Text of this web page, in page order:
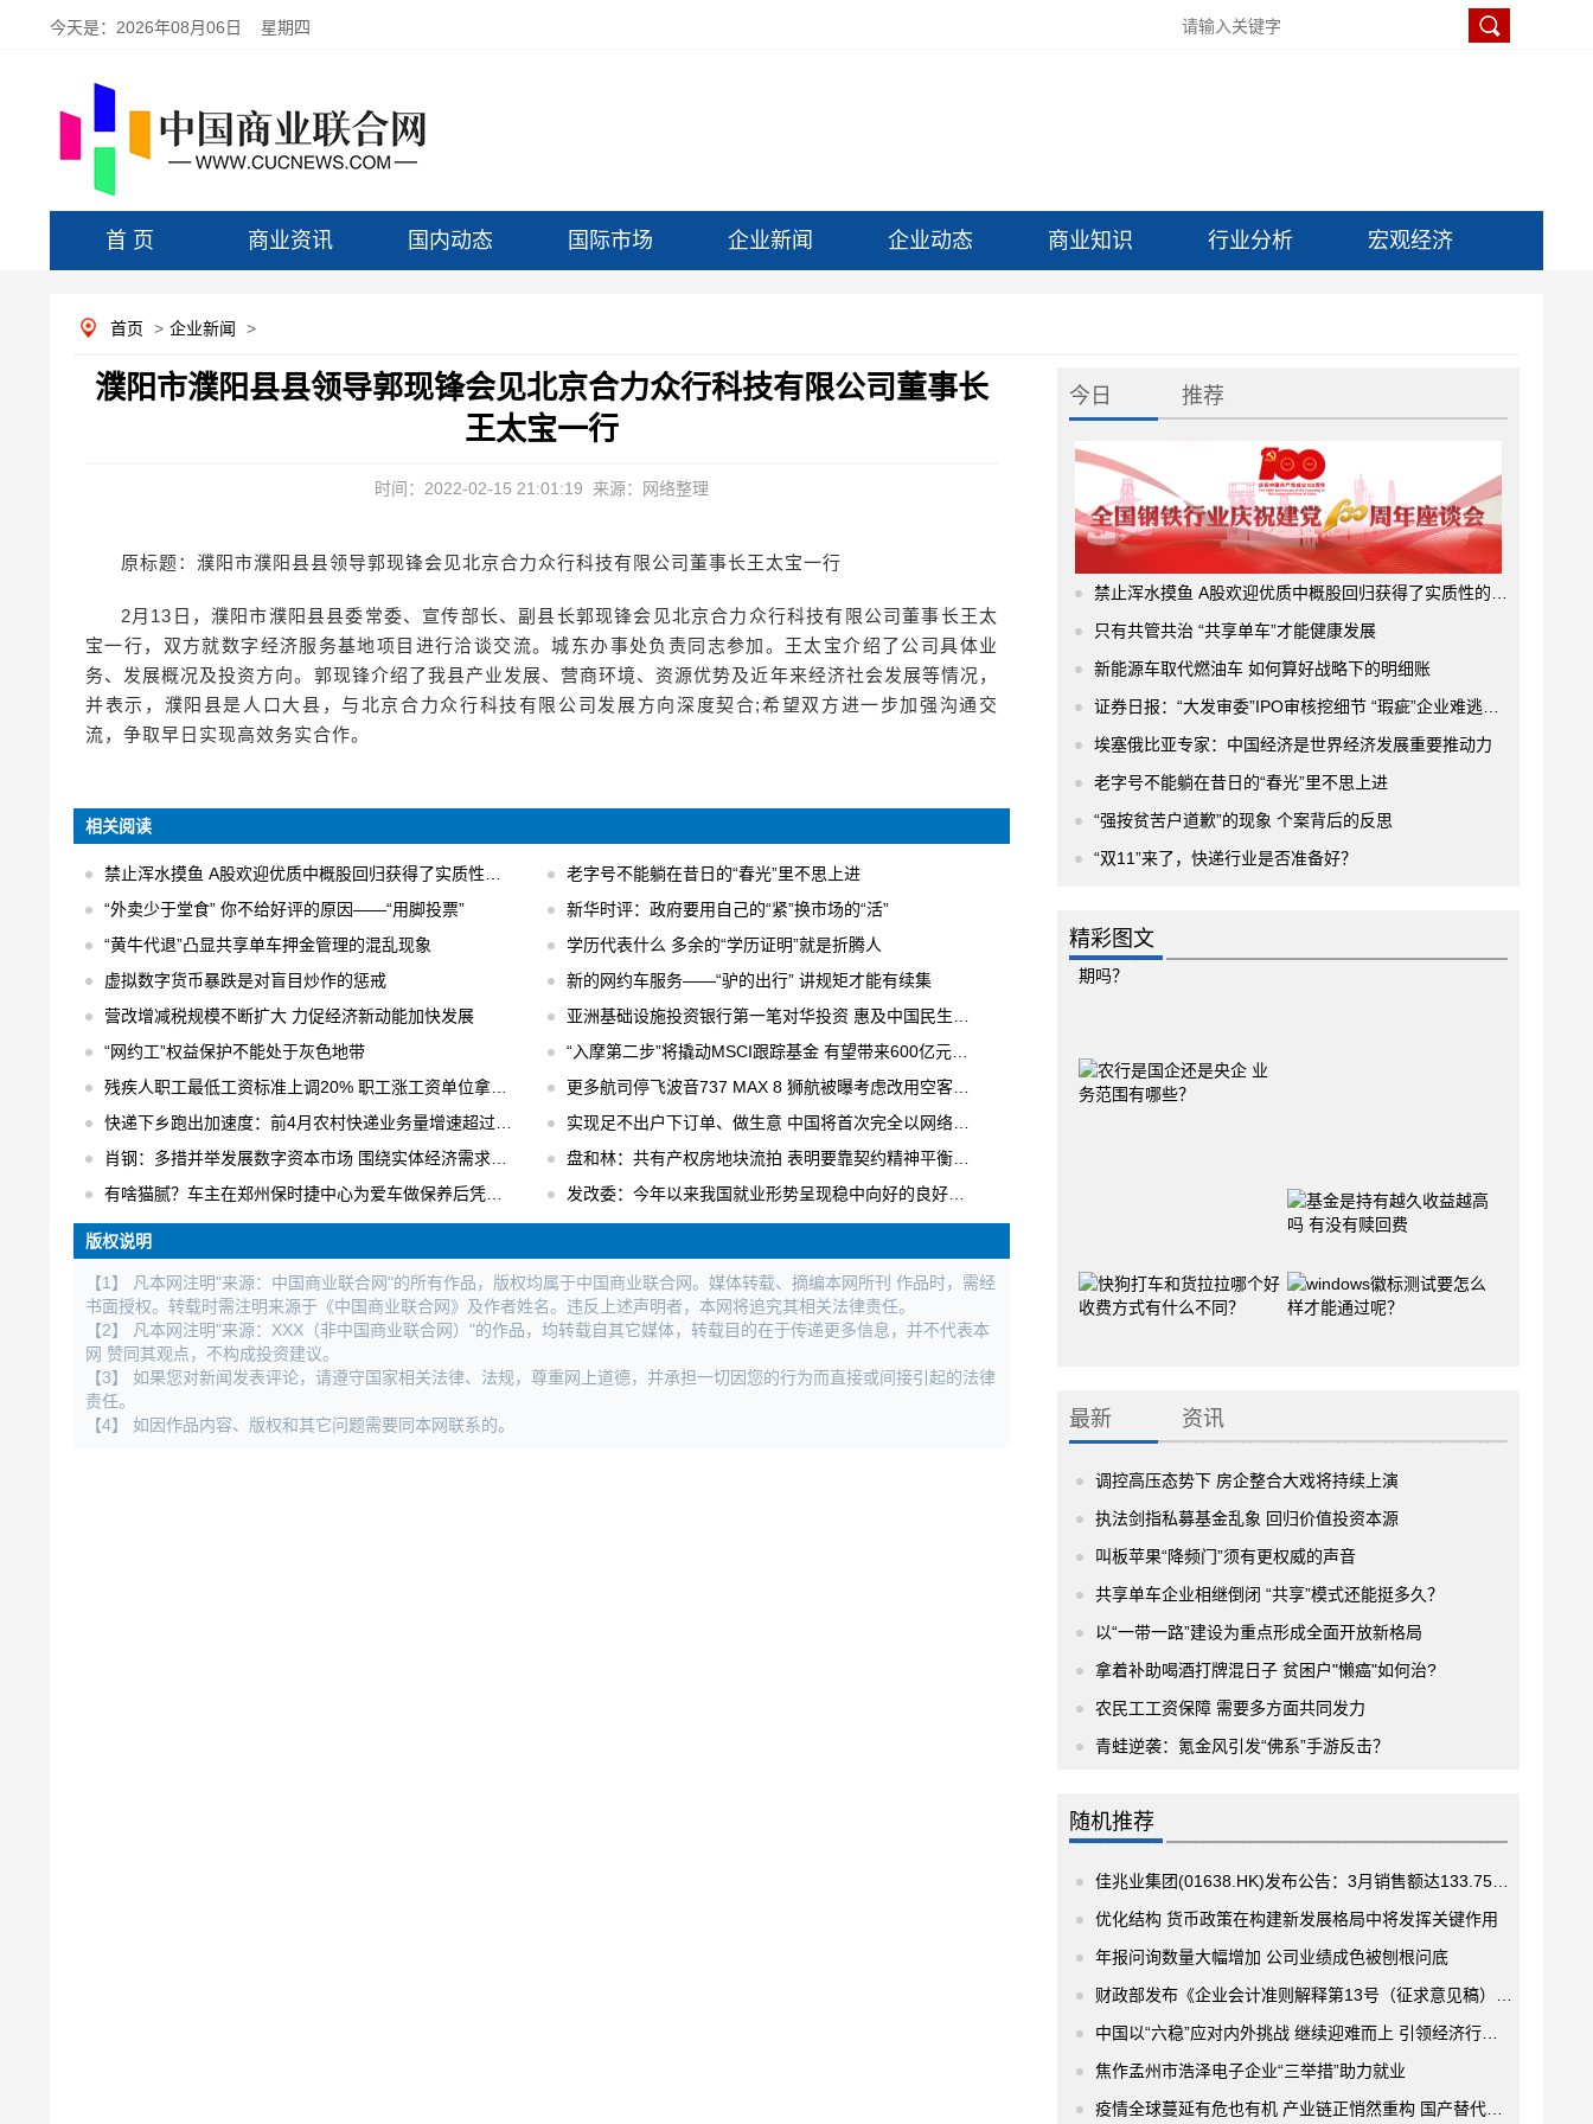
今天是： 2026年08月06日 星期四
首 页 商业资讯 国内动态 国际市场 企业新闻 企业动态 商业知识 行业分析 宏观经济
首页 > 企业新闻 >
濮阳市濮阳县县领导郭现锋会见北京合力众行科技有限公司董事长
王太宝一行
时间：2022-02-15 21:01:19 来源：网络整理
原标题：濮阳市濮阳县县领导郭现锋会见北京合力众行科技有限公司董事长王太宝一行
2月13日，濮阳市濮阳县县委常委、宣传部长、副县长郭现锋会见北京合力众行科技有限公司董事长王太
宝一行，双方就数字经济服务基地项目进行洽谈交流。城东办事处负责同志参加。王太宝介绍了公司具体业
务、发展概况及投资方向。郭现锋介绍了我县产业发展、营商环境、资源优势及近年来经济社会发展等情况，
并表示，濮阳县是人口大县，与北京合力众行科技有限公司发展方向深度契合;希望双方进一步加强沟通交
流，争取早日实现高效务实合作。
相关阅读
禁止浑水摸鱼 A股欢迎优质中概股回归获得了实质性的进展
老字号不能躺在昔日的“春光”里不思上进
“外卖少于堂食” 你不给好评的原因——“用脚投票”
新华时评：政府要用自己的“紧”换市场的“活”
“黄牛代退”凸显共享单车押金管理的混乱现象
学历代表什么 多余的“学历证明”就是折腾人
虚拟数字货币暴跌是对盲目炒作的惩戒
新的网约车服务——“驴的出行” 讲规矩才能有续集
营改增减税规模不断扩大 力促经济新动能加快发展
亚洲基础设施投资银行第一笔对华投资 惠及中国民生工程
“网约工”权益保护不能处于灰色地带
“入摩第二步”将撬动MSCI跟踪基金 有望带来600亿元国内增量资金
残疾人职工最低工资标准上调20% 职工涨工资单位拿补贴
更多航司停飞波音737 MAX 8 狮航被曝考虑改用空客飞机
快递下乡跑出加速度：前4月农村快递业务量增速超过30% 日均快件处理量达1.6亿件
实现足不出户下订单、做生意 中国将首次完全以网络形式举办广交会
肖钢：多措并举发展数字资本市场 围绕实体经济需求进行数字化创新
盘和林：共有产权房地块流拍 表明要靠契约精神平衡各方利益
有啥猫腻？车主在郑州保时捷中心为爱车做保养后凭空出现大修记录
发改委：今年以来我国就业形势呈现稳中向好的良好局面
版权说明
【1】 凡本网注明"来源：中国商业联合网"的所有作品，版权均属于中国商业联合网。媒体转载、摘编本网所刊 作品时，需经
书面授权。转载时需注明来源于《中国商业联合网》及作者姓名。违反上述声明者，本网将追究其相关法律责任。
【2】 凡本网注明"来源：XXX（非中国商业联合网）"的作品，均转载自其它媒体，转载目的在于传递更多信息，并不代表本
网 赞同其观点，不构成投资建议。
【3】 如果您对新闻发表评论，请遵守国家相关法律、法规，尊重网上道德，并承担一切因您的行为而直接或间接引起的法律
责任。
【4】 如因作品内容、版权和其它问题需要同本网联系的。
今日 推荐
禁止浑水摸鱼 A股欢迎优质中概股回归获得了实质性的进展
只有共管共治 “共享单车”才能健康发展
新能源车取代燃油车 如何算好战略下的明细账
证券日报：“大发审委”IPO审核挖细节 “瑕疵”企业难逃法眼
埃塞俄比亚专家：中国经济是世界经济发展重要推动力
老字号不能躺在昔日的“春光”里不思上进
“强按贫苦户道歉”的现象 个案背后的反思
“双11”来了，快递行业是否准备好？
精彩图文
最新 资讯
调控高压态势下 房企整合大戏将持续上演
执法剑指私募基金乱象 回归价值投资本源
叫板苹果“降频门”须有更权威的声音
共享单车企业相继倒闭 “共享”模式还能挺多久？
以“一带一路”建设为重点形成全面开放新格局
拿着补助喝酒打牌混日子 贫困户"懒癌"如何治?
农民工工资保障 需要多方面共同发力
青蛙逆袭：氪金风引发“佛系”手游反击？
随机推荐
佳兆业集团(01638.HK)发布公告：3月销售额达133.75亿元
优化结构 货币政策在构建新发展格局中将发挥关键作用
年报问询数量大幅增加 公司业绩成色被刨根问底
财政部发布《企业会计准则解释第13号（征求意见稿）》 并向社会征求意
中国以“六稳”应对内外挑战 继续迎难而上 引领经济行稳致远
焦作孟州市浩泽电子企业“三举措”助力就业
疫情全球蔓延有危也有机 产业链正悄然重构 国产替代迎机遇